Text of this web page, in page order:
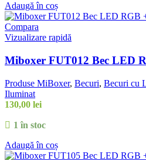
Adaugă în coș
Compara
Vizualizare rapidă
Miboxer FUT012 Bec LED
Produse MiBoxer, Becuri, Becuri cu
Iluminat
130,00 lei
1 în stoc
Adaugă în coș